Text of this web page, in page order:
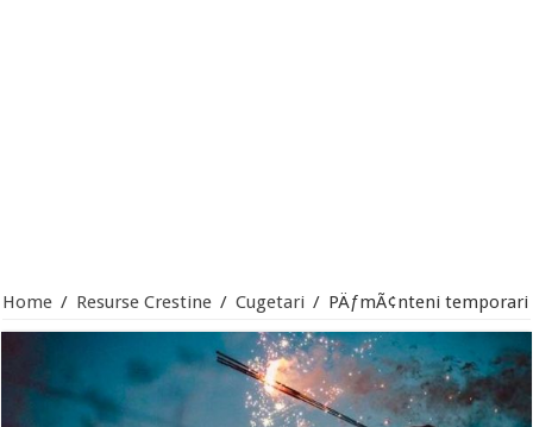
Home / Resurse Crestine / Cugetari / PÄƒmÃ¢nteni temporari